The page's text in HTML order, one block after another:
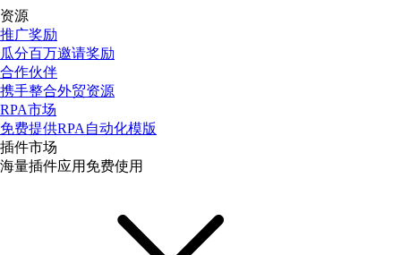
资源
推广奖励
瓜分百万邀请奖励
合作伙伴
携手整合外贸资源
RPA市场
免费提供RPA自动化模版
插件市场
海量插件应用免费使用